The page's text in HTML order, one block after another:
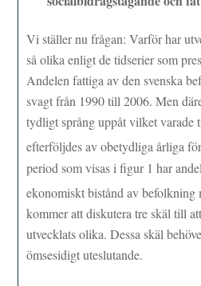
Vi ställer nu frågan: Varför har
så olika enligt de tidserier som
Andelen fattiga av den svenska
svagt från 1990 till 2006. Men
tydligt språng uppåt vilket varade
efterföljdes av obetydliga årliga
period som visas i figur 1 har
ekonomiskt bistånd av befolkning
kommer att diskutera tre skäl till
utvecklats olika. Dessa skäl
ömsesidigt uteslutande.